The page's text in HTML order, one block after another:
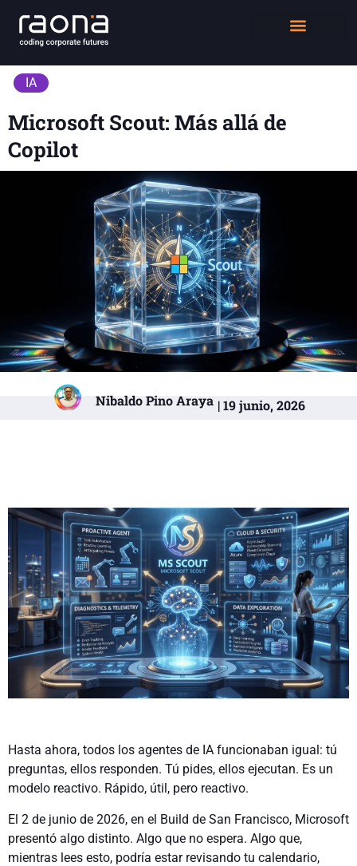
IA
Microsoft Scout: Más allá de
Copilot
Nibaldo Pino Araya | 19 junio, 2026
Hasta ahora, todos los agentes de IA funcionaban igual: tú
preguntas, ellos responden. Tú pides, ellos ejecutan. Es un
modelo reactivo. Rápido, útil, pero reactivo.
El 2 de junio de 2026, en el Build de San Francisco, Microsoft
presentó algo distinto. Algo que no espera. Algo que,
mientras lees esto, podría estar revisando tu calendario,